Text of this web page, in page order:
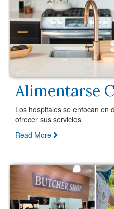
Alimentarse
Los hospitales se enfocan en
ofrecer sus servicios
Read More